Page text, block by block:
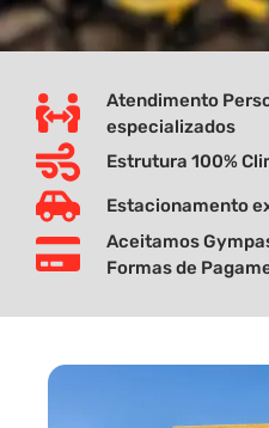
Atendimento
especializados
Estrutura 100%
Estacionamento
Aceitamos
Formas de